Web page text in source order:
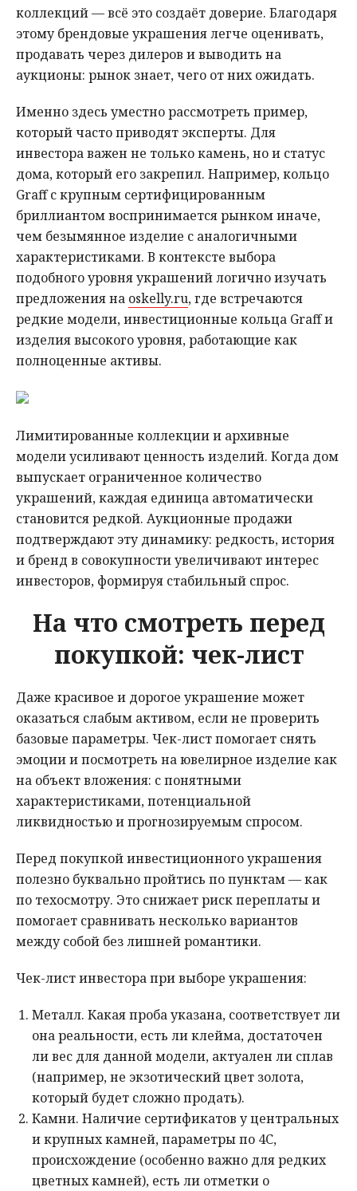
коллекций — всё это создаёт доверие. Благодаря
этому брендовые украшения легче оценивать,
продавать через дилеров и выводить на
аукционы: рынок знает, чего от них ожидать.
Именно здесь уместно рассмотреть пример,
который часто приводят эксперты. Для
инвестора важен не только камень, но и статус
дома, который его закрепил. Например, кольцо
Graff с крупным сертифицированным
бриллиантом воспринимается рынком иначе,
чем безымянное изделие с аналогичными
характеристиками. В контексте выбора
подобного уровня украшений логично изучать
предложения на oskelly.ru, где встречаются
редкие модели, инвестиционные кольца Graff и
изделия высокого уровня, работающие как
полноценные активы.
Лимитированные коллекции и архивные
модели усиливают ценность изделий. Когда дом
выпускает ограниченное количество
украшений, каждая единица автоматически
становится редкой. Аукционные продажи
подтверждают эту динамику: редкость, история
и бренд в совокупности увеличивают интерес
инвесторов, формируя стабильный спрос.
На что смотреть перед
покупкой: чек-лист
Даже красивое и дорогое украшение может
оказаться слабым активом, если не проверить
базовые параметры. Чек-лист помогает снять
эмоции и посмотреть на ювелирное изделие как
на объект вложения: с понятными
характеристиками, потенциальной
ликвидностью и прогнозируемым спросом.
Перед покупкой инвестиционного украшения
полезно буквально пройтись по пунктам — как
по техосмотру. Это снижает риск переплаты и
помогает сравнивать несколько вариантов
между собой без лишней романтики.
Чек-лист инвестора при выборе украшения:
Металл. Какая проба указана, соответствует ли
она реальности, есть ли клейма, достаточен
ли вес для данной модели, актуален ли сплав
(например, не экзотический цвет золота,
который будет сложно продать).
Камни. Наличие сертификатов у центральных
и крупных камней, параметры по 4С,
происхождение (особенно важно для редких
цветных камней), есть ли отметки о